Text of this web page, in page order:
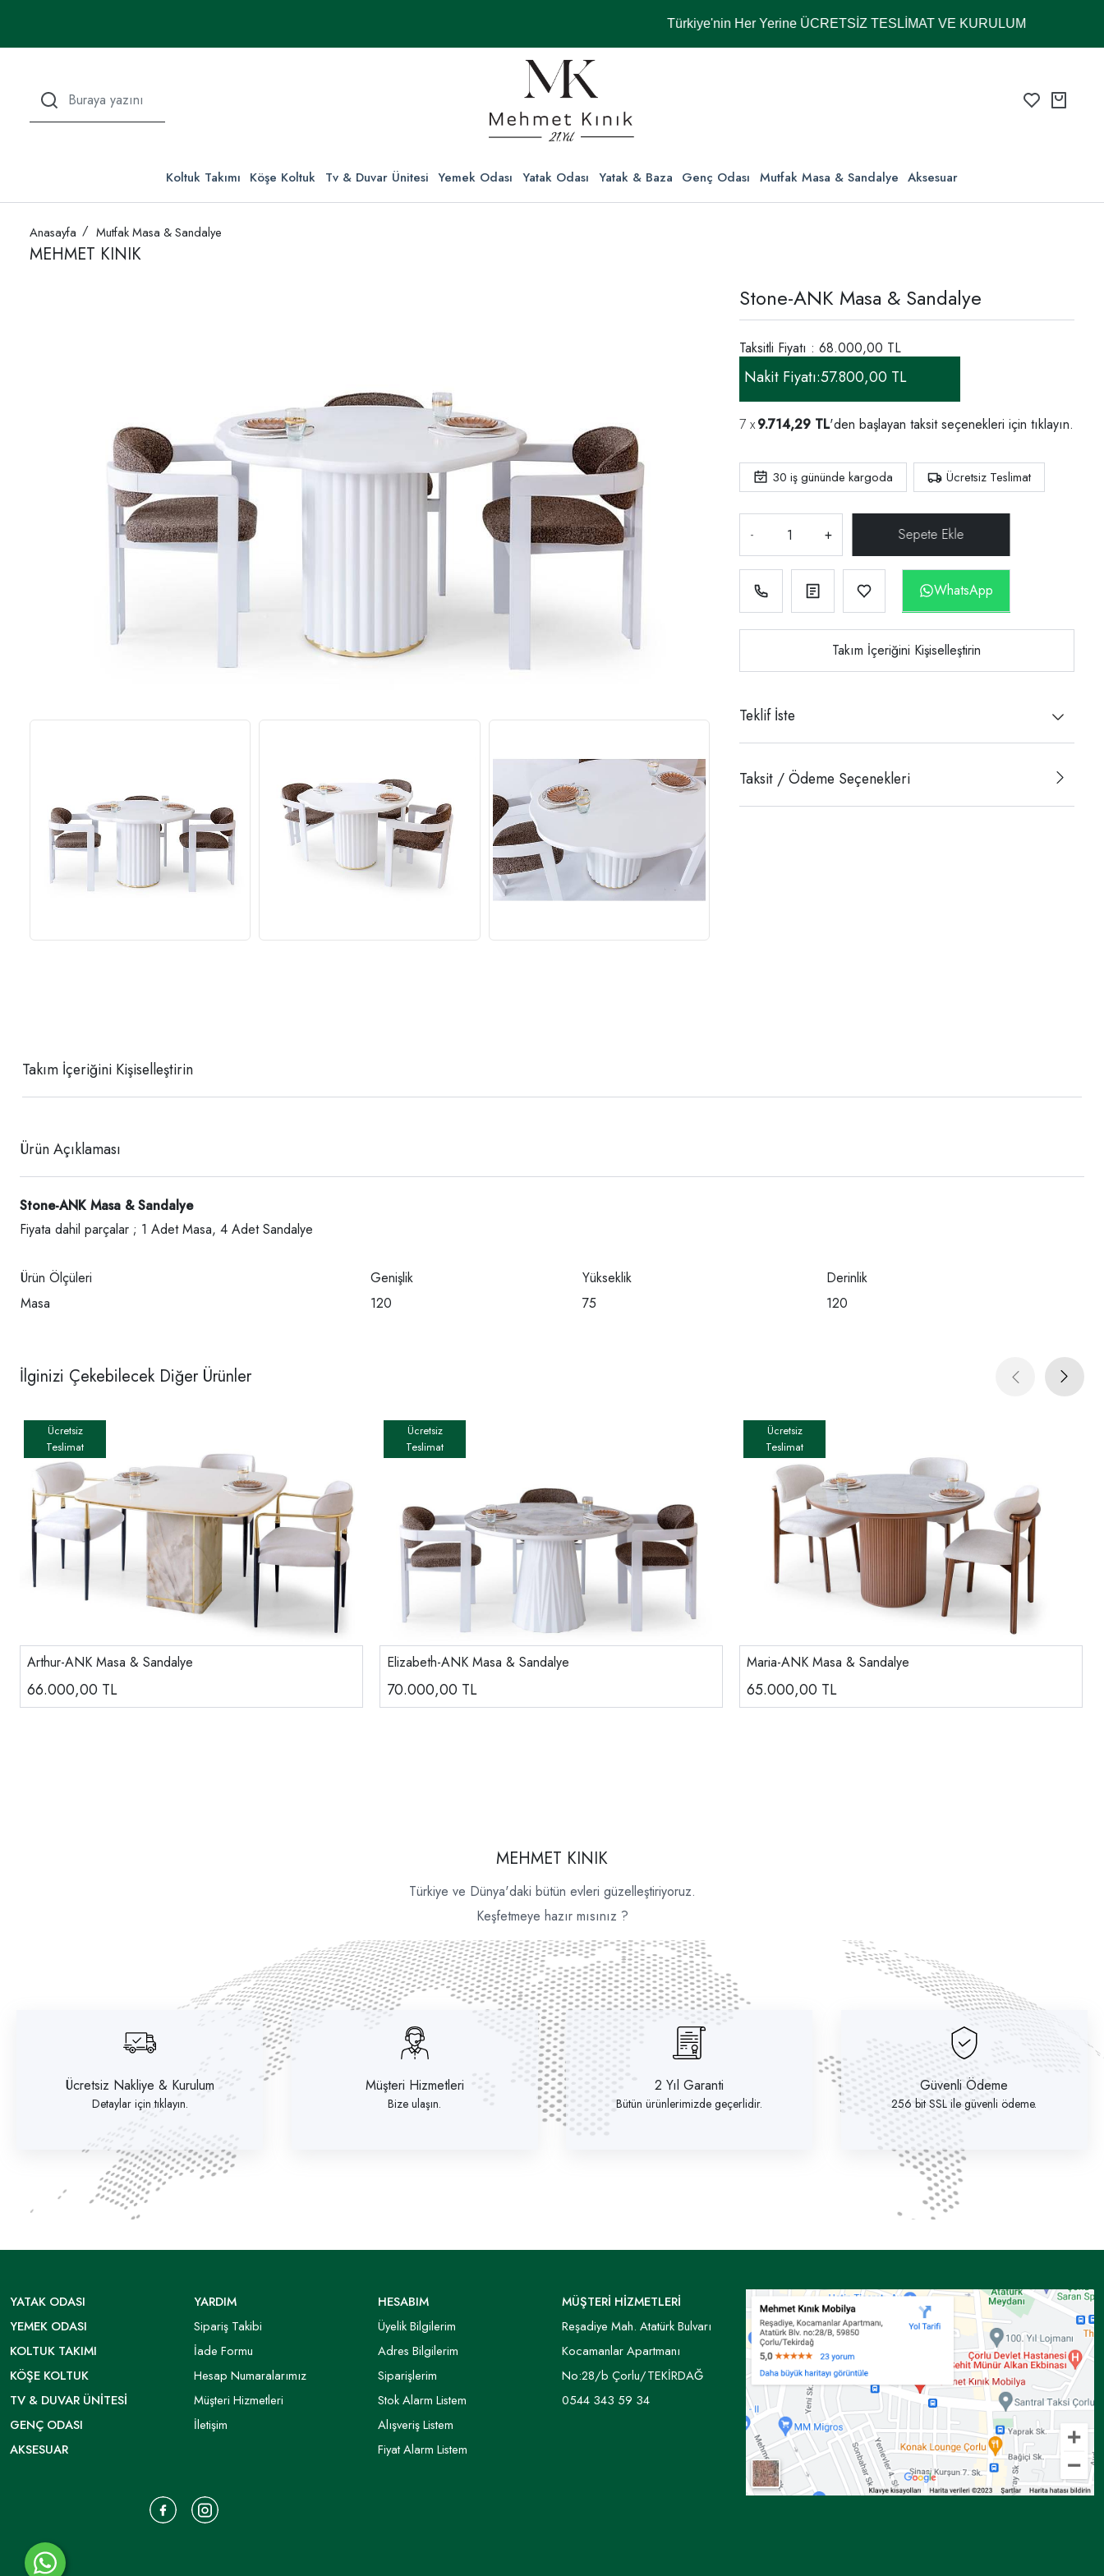
Türkiye'nin Her Yerine ÜCRETSİZ TESLİMAT VE KURULUM
Koltuk Takımı Köşe Koltuk Tv & Duvar Ünitesi Yemek Odası Yatak Odası Yatak & Baza Genç Odası Mutfak Masa & Sandalye Aksesuar
Anasayfa Mutfak Masa & Sandalye
MEHMET KINIK
Stone-ANK Masa & Sandalye
Taksitli Fiyatı : 68.000,00 TL
Nakit Fiyatı:57.800,00 TL
9.714,29 TL'den başlayan taksit seçenekleri için tıklayın.
30 iş gününde kargoda Ücretsiz Teslimat
- +
WhatsApp
Takım İçeriğini Kişiselleştirin
Teklif İste
Taksit / Ödeme Seçenekleri
Takım İçeriğini Kişiselleştirin
Ürün Açıklaması
Stone-ANK Masa & Sandalye
Fiyata dahil parçalar ; 1 Adet Masa, 4 Adet Sandalye
Ürün Ölçüleri Genişlik Yükseklik
Derinlik
Masa
120 75 120
İlginizi Çekebilecek Diğer Ürünler
Arthur-ANK Masa & Sandalye
66.000,00 TL
Elizabeth-ANK Masa & Sandalye
70.000,00 TL
Maria-ANK Masa & Sandalye
65.000,00 TL
MEHMET KINIK
Türkiye ve Dünya'daki bütün evleri güzelleştiriyoruz.
Keşfetmeye hazır mısınız ?
Ücretsiz Nakliye & Kurulum
Detaylar için tıklayın.
Müşteri Hizmetleri
Bize ulaşın.
2 Yıl Garanti
Bütün ürünlerimizde geçerlidir.
Güvenli Ödeme
256 bit SSL ile güvenli ödeme.
YATAK ODASI
YEMEK ODASI
KOLTUK TAKIMI
KÖŞE KOLTUK
TV & DUVAR ÜNITESI
GENÇ ODASI
AKSESUAR
YARDIM
Sipariş Takibi
İade Formu
Hesap Numaralarımız
Müşteri Hizmetleri
İletişim
HESABIM
Üyelik Bilgilerim
Adres Bilgilerim
Siparişlerim
Stok Alarm Listem
Alışveriş Listem
Fiyat Alarm Listem
MÜŞTERİ HİZMETLERİ
Reşadiye Mah. Atatürk Bulvarı
Kocamanlar Apartmanı
No:28/b Çorlu/TEKİRDAĞ
0544 343 59 34